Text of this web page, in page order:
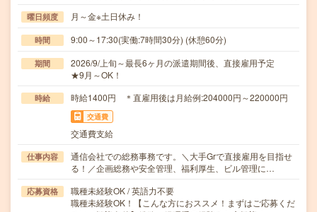
曜日頻度 月～金※土日休み！
時間 9:00～17:30(実働:7時間30分) (休憩60分)
期間
2026/9/上旬～最長6ヶ月の派遣期間後、直接雇用予定
★9月～OK！
時給 時給1400円 ＊直雇用後は月給例:204000円～220000円
交通費
交通費支給
仕事内容
通信会社での総務事務です。＼大手Grで直接雇用を目指せ
る！／企画総務や安全管理、福利厚生、ビル管理に…
応募資格
職種未経験OK / 英語力不要
職種未経験OK！【こんな方におススメ！まずはご応募くだ